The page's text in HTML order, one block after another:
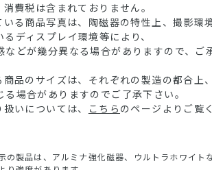
費税は含まれておりません。
る商品写真は、陶磁器の特性上、撮影環
ディスプレイ環境等により、
などが幾分異なる場合がありますので、ご
品のサイズは、それぞれの製造の都合上
場合がありますのでご了承下さい。
いについては、
こちら のページよりご覧
の製品は、アルミナ強化磁器、ウルトラホワイト